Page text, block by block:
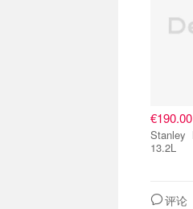
€190.00
Stanley Madeleine 迷你冷藏包
13.2L
评论